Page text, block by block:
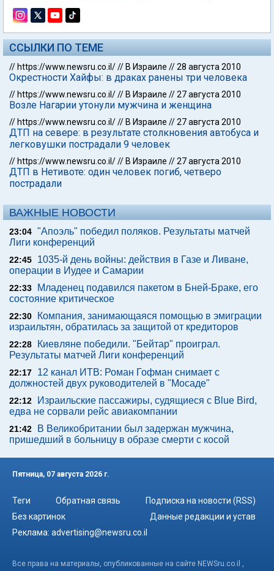
ССЫЛКИ ПО ТЕМЕ
// https://www.newsru.co.il/// В Израиле //28 августа 2010
Окрестности Хайфы: в драках ранены три человека
// https://www.newsru.co.il/// В Израиле //27 августа 2010
Возле Нагарии утонули мужчина и женщина
// https://www.newsru.co.il/// В Израиле //27 августа 2010
ДТП на севере: в результате столкновения автобуса и
легковушки пострадали 9 человек
// https://www.newsru.co.il/// В Израиле //27 августа 2010
ДТП в Нетивоте: один человек погиб, четверо
пострадали
ВАЖНЫЕ НОВОСТИ
23:04 "Апоэль" победил поляков. Результаты матчей
Лиги конференций
22:45
1035-й день войны: действия в Газе и Ливане,
операции в Иудее и Самарии
22:33
Младенец подавился пакетом в Бней-Браке, его
состояние критическое
22:30
Компания, занимающаяся помощью в эмиграции
израильтян, обратилась за защитой от кредиторов
22:28
Киевляне победили. "Бейтар" проиграл.
Результаты матчей Лиги конференций
22:17
12 канал ИТВ: Роман Гофман снимает с
должностей двух руководителей в "Мосаде"
22:12
Израильские пассажиры, судящиеся с Blue Bird,
едва не сорвали рейс авиакомпании
21:42
В Великобритании был задержан мужчина,
пришедший в больницу в образе смерти с косой
Пятница, 07 августа 2026 г.
Теги Обратная связь
Подписка на новости (RSS)
Без картинок
Данные редакции и устав
Реклама: advertising@newsru.co.il
Все права на материалы, опубликованные на сайте NEWSru.co.il ,